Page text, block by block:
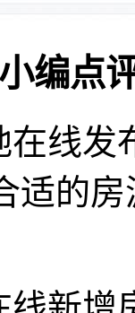
编点
在线
适的